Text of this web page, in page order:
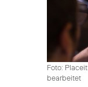
Foto: Placeit
bearbeitet